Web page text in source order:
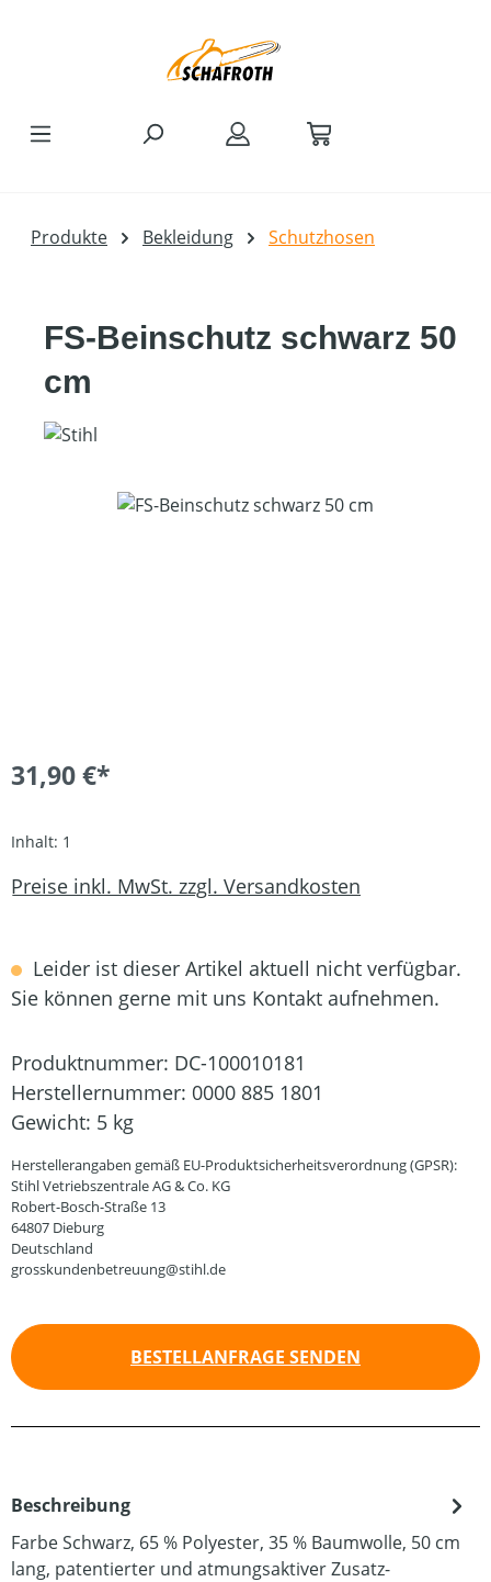
Produkte Bekleidung Schutzhosen
FS-Beinschutz schwarz 50
cm
Bildergalerie überspringen
31,90 €*
Inhalt: 1
Preise inkl. MwSt. zzgl. Versandkosten
Leider ist dieser Artikel aktuell nicht verfügbar.
Sie können gerne mit uns Kontakt aufnehmen.
Produktnummer: DC-100010181
Herstellernummer: 0000 885 1801
Gewicht: 5 kg
Herstellerangaben gemäß EU-Produktsicherheitsverordnung (GPSR):
Stihl Vetriebszentrale AG & Co. KG
Robert-Bosch-Straße 13
64807 Dieburg
Deutschland
grosskundenbetreuung@stihl.de
BESTELLANFRAGE SENDEN
Beschreibung
Farbe Schwarz, 65 % Polyester, 35 % Baumwolle, 50 cm
lang, patentierter und atmungsaktiver Zusatz-